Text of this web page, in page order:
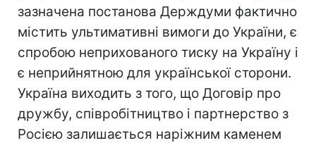
зазначена постанова Держдуми фактично
містить ультимативні вимоги до України, є
спробою неприхованого тиску на Україну і
є неприйнятною для української сторони.
Україна виходить з того, що Договір про
дружбу, співробітництво і партнерство з
Росією залишається наріжним каменем